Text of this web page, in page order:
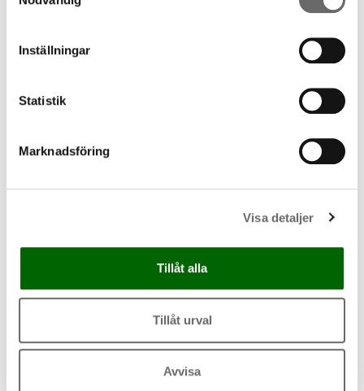
Inställningar
Statistik
Marknadsföring
Visa detaljer
Tillåt alla
Tillåt urval
Avvisa
Amerikansk pannkaka med
blåbärskompott